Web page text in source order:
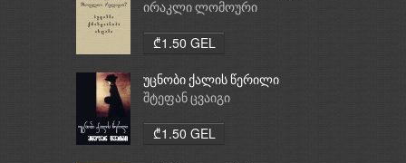
რელიგია: ბუდიზმი,
ირაკლი ლომოური
₾1.50 GEL
უცნობი ქალის წერილი
შტეფან ცვაიგი
₾1.50 GEL